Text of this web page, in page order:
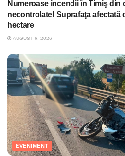
Numeroase incendii în Timiş din
necontrolate! Suprafaţa afectată
hectare
AUGUST 6, 2026
EVENIMENT